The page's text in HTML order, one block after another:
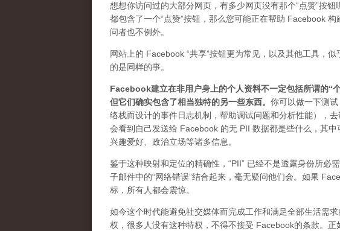
想想你访问过的大部分网页，有多少网页没有那个“点赞”按
都包含了一个“点赞”按钮，那么您可能正在帮助 Facebook
问者也不例外。
网站上的 Facebook “共享”按钮更为常见，以及其他工具，
的是同样的事。
Facebook建立在非用户身上的个人资料不一定包括所谓的“
但它们确实包含了相当独特的另一些东西。 你可以做一下测
络栈而设计的事件日志机制，帮助调试问题和分析性能），
会看到自己发送给 Facebook 的无 PII 数据都是些什么，其中
兴趣爱好、政治立场等诸多信息。
鉴于这种映射和定位的精确性，“PII” 已经不是透露身份所必
子邮件中的“网络错误”结合起来，毫无疑问他们会。如果
标，所有人都会震惊。
如今这个时代能避免社交媒体而完成工作和满足全部生活需
权，很多人没有这种特权，不得不接受 Facebook的条款。